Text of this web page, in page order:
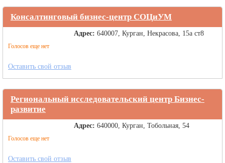
Консалтинговый бизнес-центр СОЦиУМ
Голосов еще нет
Адрес: 640007, Курган, Некрасова, 15а ст8
Оставить свой отзыв
Региональный исследовательский центр Бизнес-
развитие
Голосов еще нет
Адрес: 640000, Курган, Тобольная, 54
Оставить свой отзыв